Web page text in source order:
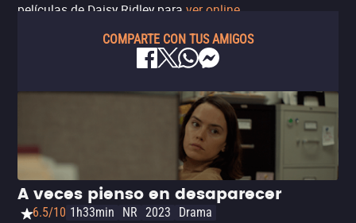
películas de Daisy Ridley para ver online
COMPARTE CON TUS AMIGOS
A veces pienso en desaparecer
6.5/10 1h33min NR 2023
Drama